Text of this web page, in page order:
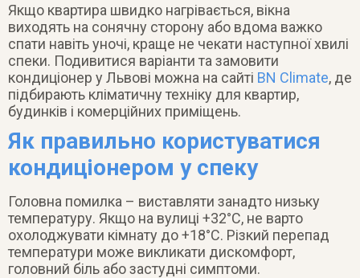
Якщо квартира швидко нагрівається, вікна
виходять на сонячну сторону або вдома важко
спати навіть уночі, краще не чекати наступної хвилі
спеки. Подивитися варіанти та замовити
кондиціонер у Львові можна на сайті BN Climate, де
підбирають кліматичну техніку для квартир,
будинків і комерційних приміщень.
Як правильно користуватися
кондиціонером у спеку
Головна помилка – виставляти занадто низьку
температуру. Якщо на вулиці +32°C, не варто
охолоджувати кімнату до +18°C. Різкий перепад
температури може викликати дискомфорт,
головний біль або застудні симптоми.